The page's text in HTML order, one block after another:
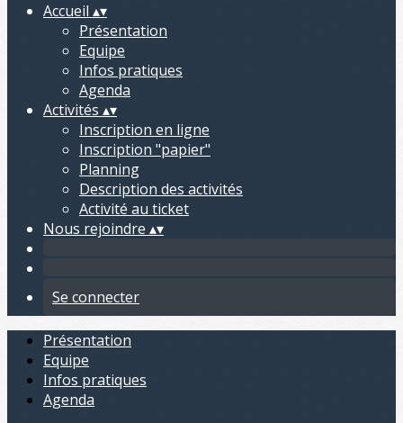
Accueil ▴▾
Présentation
Equipe
Infos pratiques
Agenda
Activités ▴▾
Inscription en ligne
Inscription "papier"
Planning
Description des activités
Activité au ticket
Nous rejoindre ▴▾
Se connecter
Présentation
Equipe
Infos pratiques
Agenda